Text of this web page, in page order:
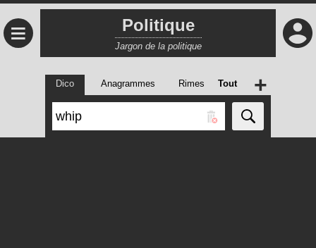
≡ Politique
Jargon de la politique
Dico Anagrammes Rimes Tout +